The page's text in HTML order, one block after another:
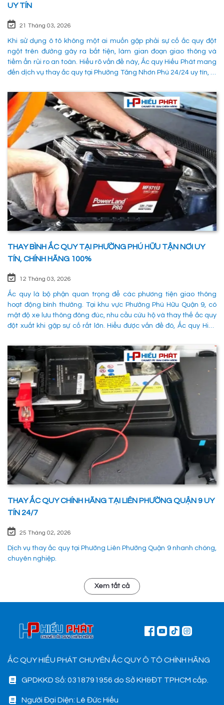
UY TÍN
21 Tháng 03, 2026
Khi sử dụng ô tô không một ai muốn gặp phải sự cố ắc quy đột
ngột trên đường gây ra bất tiện, làm gian đoạn giao thông và
tiềm ẩn rủi ro an toàn. Hiểu rõ vấn đề này, Ắc quy Hiếu Phát mang
đến dịch vụ thay ắc quy tại Phường Tăng Nhơn Phú 24/24 uy tín, là
bảo an toàn cho các phường tiện và tiết kiệm thời gian cho người
sử dụng. 1. Các phương pháp khắc phục sự cố khi ắc quy hỏng tại
Phường Tăng Nhơn Phú Quận 9 Khi xe không thể khởi động do vấn
đề về điện, có rất nhiều ng
THAY BÌNH ẮC QUY TẠI PHƯỜNG PHÚ HỮU TẬN NƠI UY
TÍN, CHÍNH HÃNG 100%
12 Tháng 03, 2026
Ắc quy là bộ phận quan trọng để các phương tiện giao thông
hoạt động bình thường. Tại khu vực Phường Phú Hữu Quận 9, có
mật độ xe lưu thông đông đúc, nhu cầu cứu hộ và thay thế ắc quy
đột xuất khi gặp sự cố rất lớn. Hiểu được vấn đề đó, Ắc quy Hiếu
Hữu Quận 9 một cách nhanh chóng, chuyên nghiệp và đảm bảo
mọi hoạt động của các phương tiên giao thông không bị gián
đoạn. 1. Dịch vụ thay ắc quy tận nơi tại Phường Phú Hữu Quận 9
nhanh chóng, uy tín
THAY ẮC QUY CHÍNH HÃNG TẠI LIÊN PHƯỜNG QUẬN 9 UY
TÍN 24/7
25 Tháng 02, 2026
Dịch vụ thay ắc quy tại Phường Liên Phường Quận 9 nhanh chóng,
chuyên nghiệp.
Xem tất cả
ẮC QUY HIẾU PHÁT CHUYÊN ẮC QUY Ô TÔ CHÍNH HÃNG
GPDKKD Số: 0318791956 do Sở KH&ĐT TPHCM cấp.
Người Đại Diện: Lê Đức Hiếu